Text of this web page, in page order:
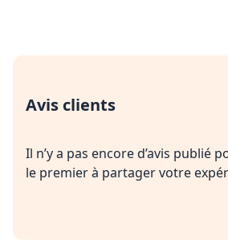
Avis clients
Il n’y a pas encore d’avis publié
le premier à partager votre